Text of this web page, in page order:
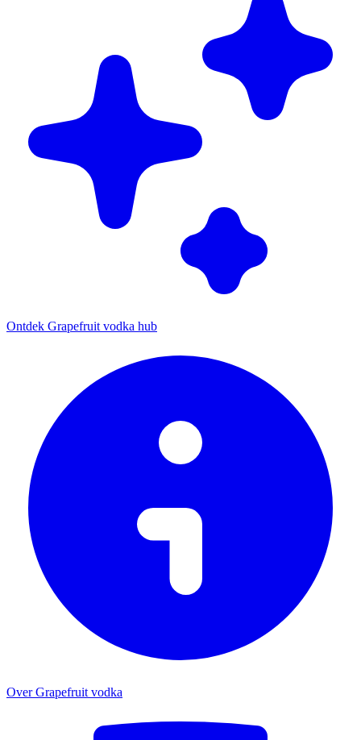
Ontdek Grapefruit vodka hub
Over Grapefruit vodka